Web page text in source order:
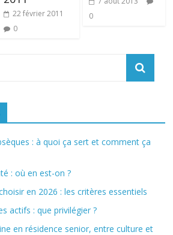
22 février 2011
0
0
: à quoi ça sert et comment ça
: où en est-on ?
en 2026 : les critères essentiels
actifs : que privilégier ?
en résidence senior, entre culture et